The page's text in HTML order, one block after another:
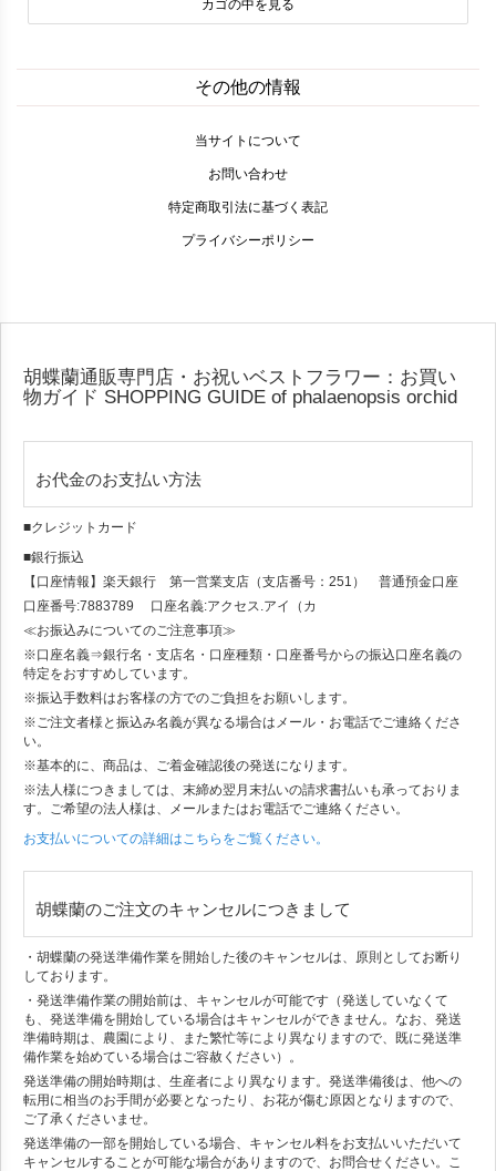
カゴの中を見る
その他の情報
当サイトについて
お問い合わせ
特定商取引法に基づく表記
プライバシーポリシー
胡蝶蘭通販専門店・お祝いベストフラワー：お買い
物ガイド SHOPPING GUIDE of phalaenopsis orchid
お代金のお支払い方法
■クレジットカード
■銀行振込
【口座情報】楽天銀行 第一営業支店（支店番号：251） 普通預金口座
口座番号:7883789 口座名義:アクセス.アイ（カ
≪お振込みについてのご注意事項≫
※口座名義⇒銀行名・支店名・口座種類・口座番号からの振込口座名義の
特定をおすすめしています。
※振込手数料はお客様の方でのご負担をお願いします。
※ご注文者様と振込み名義が異なる場合はメール・お電話でご連絡くださ
い。
※基本的に、商品は、ご着金確認後の発送になります。
※法人様につきましては、末締め翌月末払いの請求書払いも承っておりま
す。ご希望の法人様は、メールまたはお電話でご連絡ください。
お支払いについての詳細はこちらをご覧ください。
胡蝶蘭のご注文のキャンセルにつきまして
・胡蝶蘭の発送準備作業を開始した後のキャンセルは、原則としてお断り
しております。
・発送準備作業の開始前は、キャンセルが可能です（発送していなくて
も、発送準備を開始している場合はキャンセルができません。なお、発送
準備時期は、農園により、また繁忙等により異なりますので、既に発送準
備作業を始めている場合はご容赦ください）。
発送準備の開始時期は、生産者により異なります。発送準備後は、他への
転用に相当のお手間が必要となったり、お花が傷む原因となりますので、
ご了承くださいませ。
発送準備の一部を開始している場合、キャンセル料をお支払いいただいて
キャンセルすることが可能な場合がありますので、お問合せください。こ